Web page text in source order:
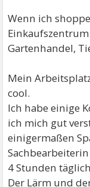
Wenn ich
Gartenhandel,
Mein
cool.
Ich habe einige
ich mich gut
einigermaßen
4 Stunden
Der Lärm und